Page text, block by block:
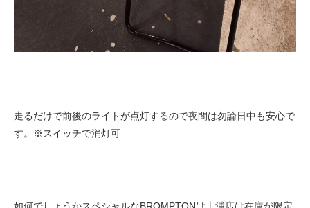
走るだけで前後のライトが点灯するので夜間は勿論日中も安心で
す。※スイッチで消灯可
如何でしょうかスペシャルなBROMPTONは土浦店は在庫が限定